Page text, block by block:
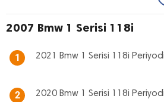
2007 Bmw 1 Serisi 118i
1 2021 Bmw 1 Serisi 118i
2 2020 Bmw 1 Serisi 118i